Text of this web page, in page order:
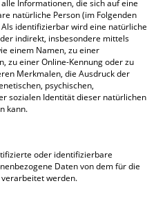
Informationen, die sich auf eine
natürliche Person (im Folgenden
identifizierbar wird eine natürliche
indirekt, insbesondere mittels
einem Namen, zu einer
zu einer Online-Kennung oder zu
Merkmalen, die Ausdruck der
psychischen,
sozialen Identität dieser natürlichen
kann.
oder identifizierbare
Daten von dem für die
werden.